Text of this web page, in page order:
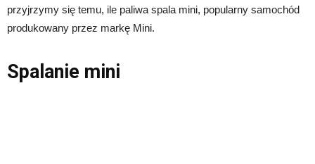
przyjrzymy się temu, ile paliwa spala mini, popularny samochód
produkowany przez markę Mini.
Spalanie mini